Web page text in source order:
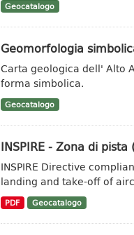
Geocatalogo
Geomorfologia
Carta geologica dell' Alto
forma simbolica.
Geocatalogo
INSPIRE - Zona di pista
INSPIRE Directive
landing and take-off of
PDF Geocatalogo